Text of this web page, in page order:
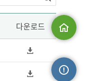
맵
다운로드